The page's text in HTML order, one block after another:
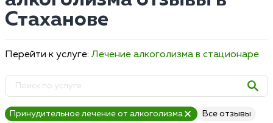
Стаханове
Перейти к услуге:Лечение алкоголизма в стационаре
Принудительное лечение от алкоголизма
Все отзывы